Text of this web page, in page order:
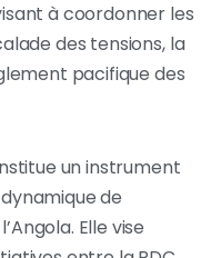
à coordonner les
des tensions, la
pacifique des
un instrument
de
Elle vise